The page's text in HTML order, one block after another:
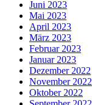
Juni 2023
Mai 2023
April 2023
März 2023
Februar 2023
Januar 2023
Dezember 2022
November 2022
Oktober 2022